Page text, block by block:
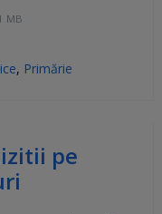
MB
, Primărie
pe